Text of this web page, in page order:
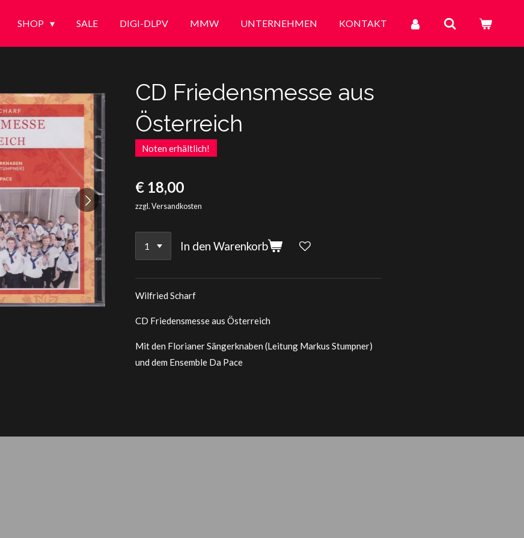
SHOP SALE DIGI-DLPV MMW UNTERNEHMEN KONTAKT
CD Friedensmesse aus
Österreich
Noten erhältlich!
€ 18,00
zzgl. Versandkosten
In den Warenkorb
Wilfried Scharf
CD Friedensmesse aus Österreich
Mit den Florianer Sängerknaben (Leitung Markus Stumpner)
und dem Ensemble Da Pace